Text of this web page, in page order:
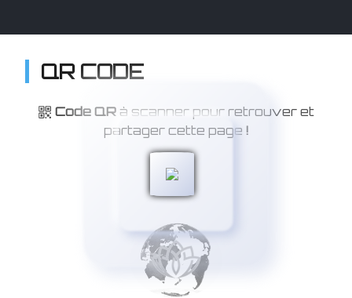
QR CODE
Code QR à scanner pour retrouver et
partager cette page !